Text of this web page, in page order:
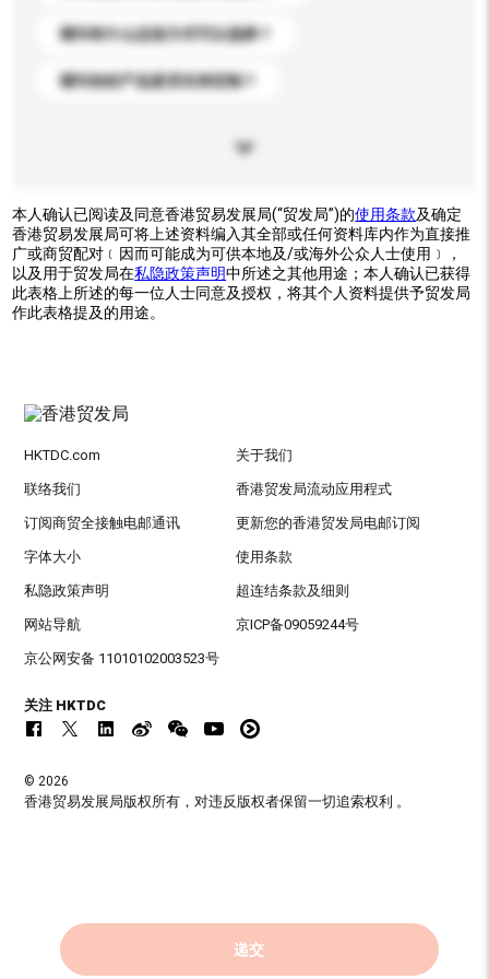
请问有什么运送方式可以选择？
请问你的产品是否支持定制？
本人确认已阅读及同意香港贸易发展局(“贸发局”)的使用条款及确定
香港贸易发展局可将上述资料编入其全部或任何资料库内作为直接推
广或商贸配对﹝因而可能成为可供本地及/或海外公众人士使用﹞，
以及用于贸发局在私隐政策声明中所述之其他用途；本人确认已获得
此表格上所述的每一位人士同意及授权，将其个人资料提供予贸发局
作此表格提及的用途。
递交
HKTDC.com 关于我们
联络我们 香港贸发局流动应用程式
订阅商贸全接触电邮通讯 更新您的香港贸发局电邮订阅
字体大小 使用条款
私隐政策声明 超连结条款及细则
网站导航 京ICP备09059244号
京公网安备 11010102003523号
关注 HKTDC
© 2026
香港贸易发展局版权所有，对违反版权者保留一切追索权利 。